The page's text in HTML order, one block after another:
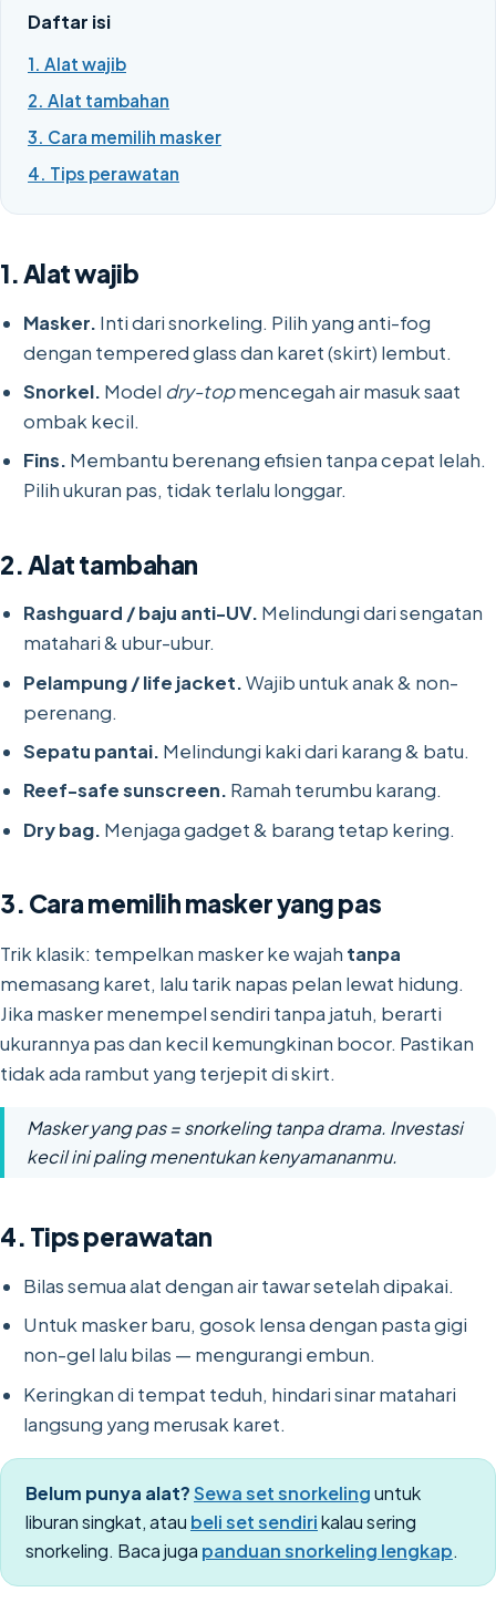
Daftar isi
1. Alat wajib
2. Alat tambahan
3. Cara memilih masker
4. Tips perawatan
1. Alat wajib
Masker. Inti dari snorkeling. Pilih yang anti-fog
dengan tempered glass dan karet (skirt) lembut.
Snorkel. Model dry-topmencegah air masuk saat
ombak kecil.
Fins. Membantu berenang efisien tanpa cepat lelah.
Pilih ukuran pas, tidak terlalu longgar.
2. Alat tambahan
Rashguard / baju anti-UV. Melindungi dari sengatan
matahari & ubur-ubur.
Pelampung / life jacket.Wajib untuk anak & non-
perenang.
Sepatu pantai. Melindungi kaki dari karang & batu.
Reef-safe sunscreen. Ramah terumbu karang.
Dry bag. Menjaga gadget & barang tetap kering.
3. Cara memilih masker yang pas
Trik klasik: tempelkan masker ke wajah tanpa
memasang karet, lalu tarik napas pelan lewat hidung.
Jika masker menempel sendiri tanpa jatuh, berarti
ukurannya pas dan kecil kemungkinan bocor. Pastikan
tidak ada rambut yang terjepit di skirt.
Masker yang pas = snorkeling tanpa drama. Investasi
kecil ini paling menentukan kenyamananmu.
4. Tips perawatan
Bilas semua alat dengan air tawar setelah dipakai.
Untuk masker baru, gosok lensa dengan pasta gigi
non-gel lalu bilas — mengurangi embun.
Keringkan di tempat teduh, hindari sinar matahari
langsung yang merusak karet.
Belum punya alat?Sewa set snorkelinguntuk
liburan singkat, atau beli set sendirikalau sering
snorkeling. Baca juga panduan snorkeling lengkap.